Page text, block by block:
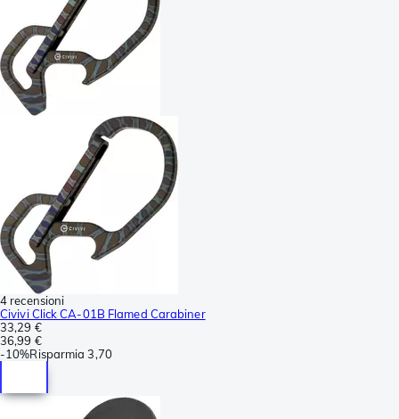
4 recensioni
Civivi Click CA-01B Flamed Carabiner
33,29 €
36,99 €
-10%Risparmia 3,70